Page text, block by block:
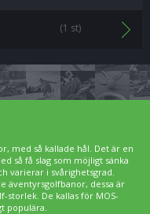
(1 st)
med så kallade hål. Det är en
så få slag som möjligt sänka
varierar i svårighetsgrad.
äventyrsgolfbanor, dessa är
storlek. De kallas för MOS-
populära.